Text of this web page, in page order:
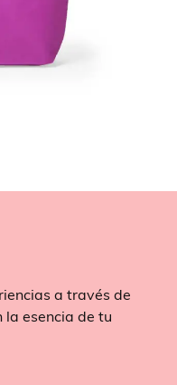
a través de
la esencia de tu